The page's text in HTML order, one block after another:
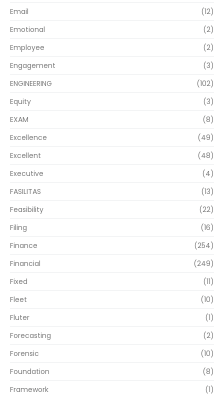
Email
(12)
Emotional
(2)
Employee
(2)
Engagement
(3)
ENGINEERING
(102)
Equity
(3)
EXAM
(8)
Excellence
(49)
Excellent
(48)
Executive
(4)
FASILITAS
(13)
Feasibility
(22)
Filing
(16)
Finance
(254)
Financial
(249)
Fixed
(11)
Fleet
(10)
Fluter
(1)
Forecasting
(2)
Forensic
(10)
Foundation
(8)
Framework
(1)